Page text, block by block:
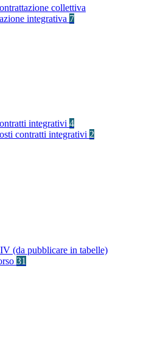
collettiva
integrativa 7
integrativi 4
contratti integrativi 2
(da pubblicare in tabelle)
31